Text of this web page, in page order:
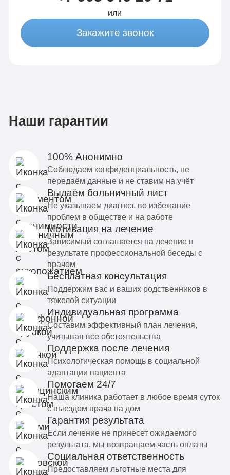
или
Закажите звонок
Наши гарантии
100% Анонимно
Соблюдаем конфиденциальность, не
передаём данные и не ставим на учёт
Выдаём больничный лист
Не указываем диагноз, во избежание
проблем в обществе и на работе
Мотивация на лечение
Зависимый соглашается на лечение в
результате профессиональной беседы с
врачом
Бесплатная консультация
Поддержим вас и ваших родственников в
тяжелой ситуации
Индивидуальная программа
Составим эффективный план лечения,
учитывая все обстоятельства
Поддержка после лечения
Психологическая помощь в социальной
адаптации пациента
Помогаем 24/7
Наша клиника работает в любое время суток
с выездом врача на дом
Гарантия результата
Если лечение не принесет ожидаемого
результата, мы возвращаем часть оплаты
Социальная ответственность
Предоставляем льготные места для